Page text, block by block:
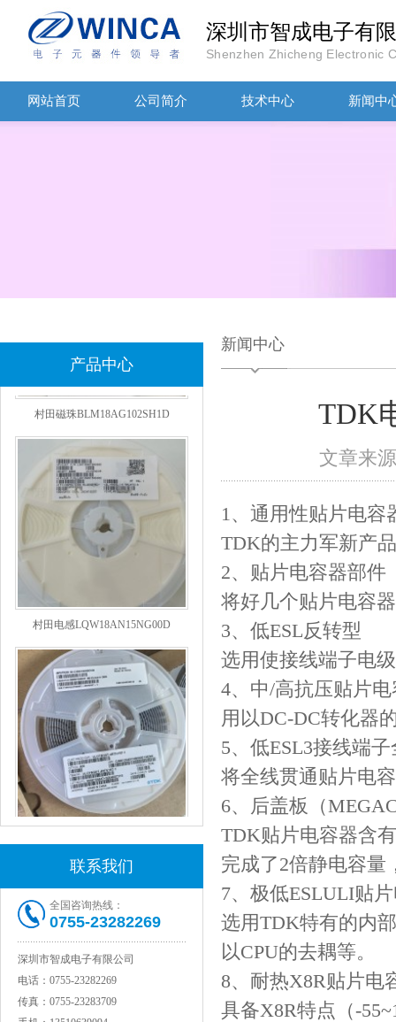
深圳市智成电子有
Shenzhen Zhicheng Electronic
网站首页 公司简介 技术中心 新闻中
产品中心
村田磁珠BLM18AG102SH1D
村田电感LQW18AN15NG00D
TDK贴片电感VLCF5020T-4R7N1R7-1
联系我们
全国咨询热线：
0755-23282269
深圳市智成电子有限公司
电话： 0755-23282269
传真： 0755-23283709
新闻中心
TDK
文章来
1、通用性贴片电容
TDK的主力军新产
2、贴片电容器部件
将好几个贴片电容
3、低ESL反转型
选用使接线端子电
4、中/高抗压贴片
用以DC-DC转化器
5、低ESL3接线端
将全线贯通贴片电
6、后盖板（
TDK贴片电容器含
完成了2倍静电容量
7、极低ESLULI贴
选用TDK特有的内
以CPU的去耦等。
8、耐热X8R贴片电
具备X8R特点（-